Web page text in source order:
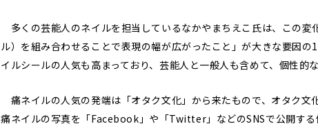
多くの芸能人のネイルを担当しているなかやまちえこ氏は、この変
ル）を組み合わせることで表現の幅が広がったこと」が大きな要因
イルシールの人気も高まっており、芸能人と一般人も含めて、個性的
痛ネイルの人気の発端は「オタク文化」から来たもので、オタク文
痛ネイルの写真を「Facebook」や「Twitter」などのSNSで公開する